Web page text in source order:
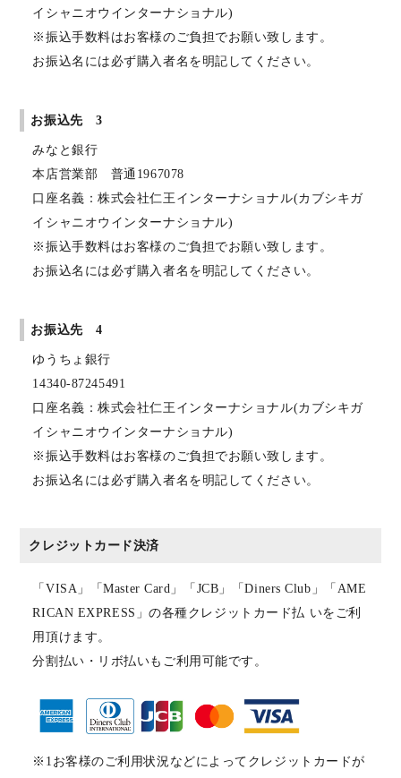
イシャニオウインターナショナル)
※振込手数料はお客様のご負担でお願い致します。
お振込名には必ず購入者名を明記してください。
お振込先 3
みなと銀行
本店営業部 普通1967078
口座名義：株式会社仁王インターナショナル(カブシキガ
イシャニオウインターナショナル)
※振込手数料はお客様のご負担でお願い致します。
お振込名には必ず購入者名を明記してください。
お振込先 4
ゆうちょ銀行
14340-87245491
口座名義：株式会社仁王インターナショナル(カブシキガ
イシャニオウインターナショナル)
※振込手数料はお客様のご負担でお願い致します。
お振込名には必ず購入者名を明記してください。
クレジットカード決済
「VISA」「Master Card」「JCB」「Diners Club」「AME
RICAN EXPRESS」の各種クレジットカード払 いをご利
用頂けます。
分割払い・リボ払いもご利用可能です。
※1お客様のご利用状況などによってクレジットカードが